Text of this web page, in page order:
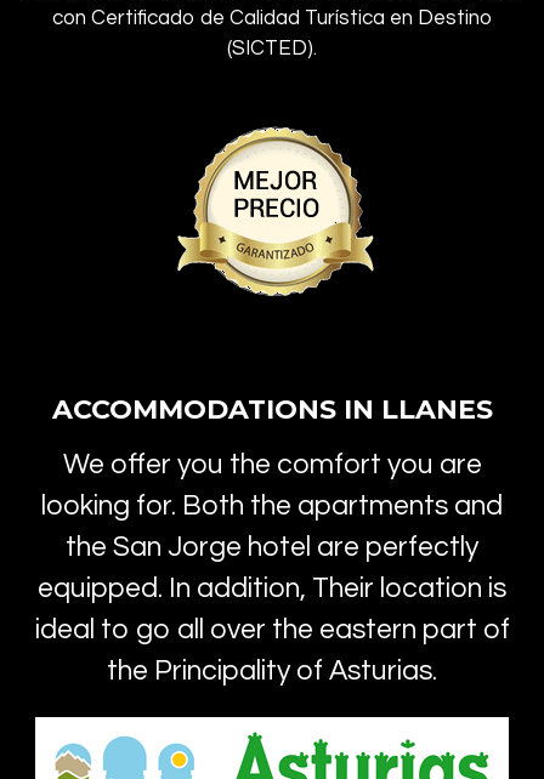
con Certificado de Calidad Turística en Destino
(SICTED).
ACCOMMODATIONS IN LLANES
We offer you the comfort you are
looking for. Both the apartments and
the San Jorge hotel are perfectly
equipped. In addition, Their location is
ideal to go all over the eastern part of
the Principality of Asturias.